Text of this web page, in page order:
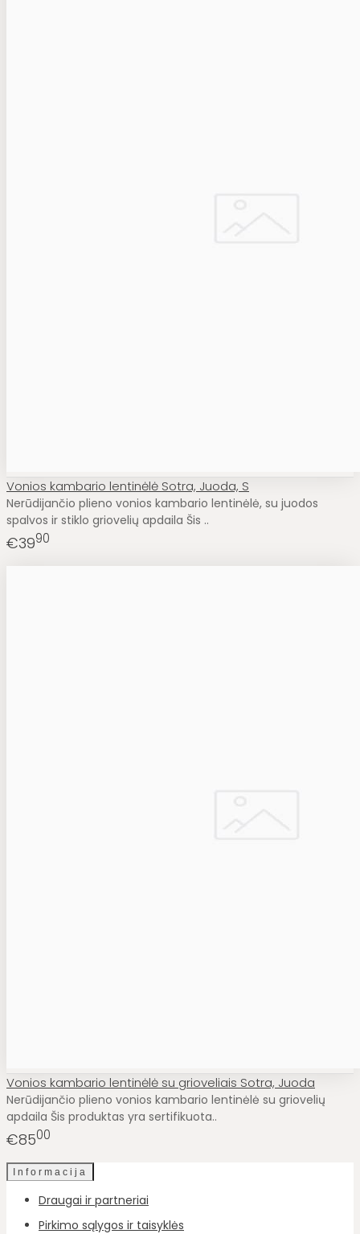
Vonios kambario lentinėlė Sotra, Juoda, S
Nerūdijančio plieno vonios kambario lentinėlė, su juodos
spalvos ir stiklo griovelių apdaila Šis ..
€3990
Vonios kambario lentinėlė su grioveliais Sotra, Juoda
Nerūdijančio plieno vonios kambario lentinėlė su griovelių
apdaila Šis produktas yra sertifikuota..
€8500
Informacija
Draugai ir partneriai
Pirkimo sąlygos ir taisyklės